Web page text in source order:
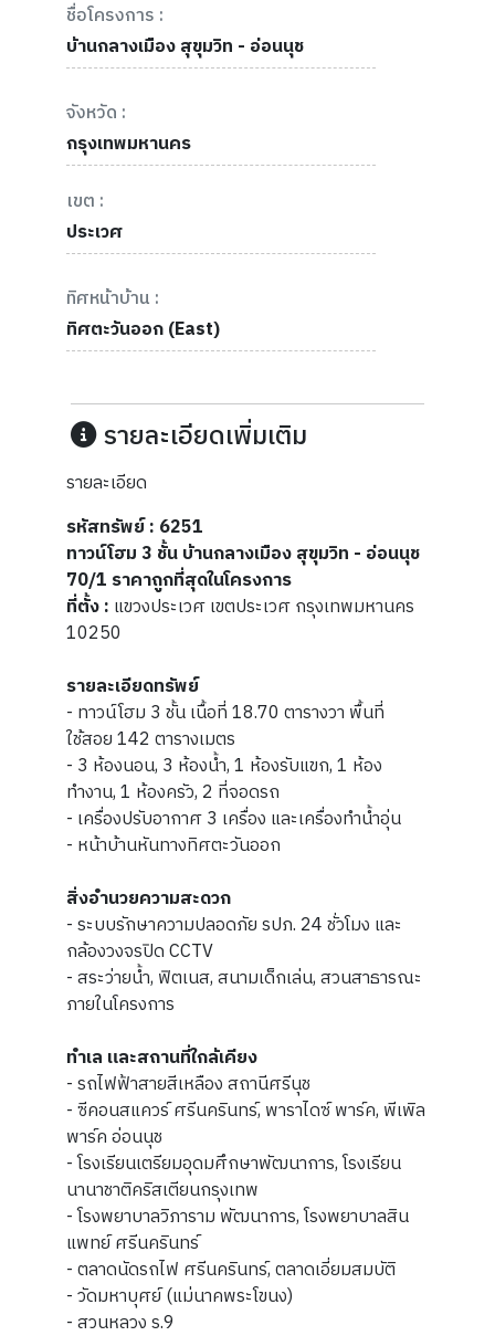
ชื่อโครงการ :
บ้านกลางเมือง สุขุมวิท - อ่อนนุช
จังหวัด :
กรุงเทพมหานคร
เขต :
ประเวศ
ทิศหน้าบ้าน :
ทิศตะวันออก (East)
รายละเอียดเพิ่มเติม
รายละเอียด
​​​​​รหัสทรัพย์ : 6251
ทาวน์โฮม 3 ชั้น บ้านกลางเมือง สุขุมวิท - อ่อนนุช
70/1 ราคาถูกที่สุดในโครงการ
ที่ตั้ง : แขวงประเวศ เขตประเวศ กรุงเทพมหานคร
10250
รายละเอียดทรัพย์
- ทาวน์โฮม 3 ชั้น เนื้อที่ 18.70 ตารางวา พื้นที่
ใช้สอย 142 ตารางเมตร
- 3 ห้องนอน, 3 ห้องน้ำ, 1 ห้องรับแขก, 1 ห้อง
ทำงาน, 1 ห้องครัว, 2 ที่จอดรถ
- เครื่องปรับอากาศ 3 เครื่อง และเครื่องทำน้ำอุ่น
- หน้าบ้านหันทางทิศตะวันออก
สิ่งอำนวยความสะดวก
- ระบบรักษาความปลอดภัย รปภ. 24 ชั่วโมง และ
กล้องวงจรปิด CCTV
- สระว่ายน้ำ, ฟิตเนส, สนามเด็กเล่น, สวนสาธารณะ
ภายในโครงการ
ทำเล และสถานที่ใกล้เคียง
- รถไฟฟ้าสายสีเหลือง สถานีศรีนุช
- ซีคอนสแควร์ ศรีนครินทร์, พาราไดซ์ พาร์ค, พีเพิล
พาร์ค อ่อนนุช
- โรงเรียนเตรียมอุดมศึกษาพัฒนาการ, โรงเรียน
นานาชาติคริสเตียนกรุงเทพ
- โรงพยาบาลวิภาราม พัฒนาการ, โรงพยาบาลสิน
แพทย์ ศรีนครินทร์
- ตลาดนัดรถไฟ ศรีนครินทร์, ตลาดเอี่ยมสมบัติ
- วัดมหาบุศย์ (แม่นาคพระโขนง)
- สวนหลวง ร.9